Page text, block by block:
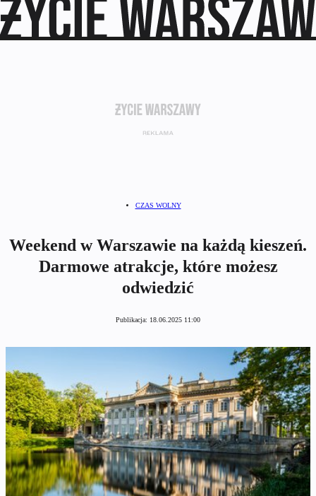
CZAS WOLNY
Weekend w Warszawie na każdą kieszeń.
Darmowe atrakcje, które możesz
odwiedzić
Publikacja: 18.06.2025 11:00